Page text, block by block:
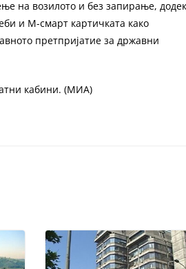
на возилото и без запирање,
и М-смарт картичката како
претпријатие за државни
кабини. (МИА)